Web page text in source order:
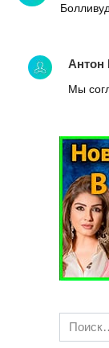
Антон
Мы
Search
for: